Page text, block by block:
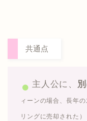
共通点
主人公に、
ィーンの場合、長年
リングに売却された）